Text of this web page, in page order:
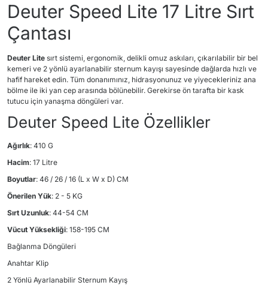
Deuter Speed Lite 17 Litre Sırt
Çantası
Deuter Lite sırt sistemi, ergonomik, delikli omuz askıları, çıkarılabilir bir bel
kemeri ve 2 yönlü ayarlanabilir sternum kayışı sayesinde dağlarda hızlı ve
hafif hareket edin. Tüm donanımınız, hidrasyonunuz ve yiyecekleriniz ana
bölme ile iki yan cep arasında bölünebilir. Gerekirse ön tarafta bir kask
tutucu için yanaşma döngüleri var.
Deuter Speed Lite Özellikler
Ağırlık: 410 G
Hacim: 17 Litre
Boyutlar: 46 / 26 / 16 (L x W x D) CM
Önerilen Yük: 2 - 5 KG
Sırt Uzunluk: 44-54 CM
Vücut Yüksekliği: 158-195 CM
Bağlanma Döngüleri
Anahtar Klip
2 Yönlü Ayarlanabilir Sternum Kayış